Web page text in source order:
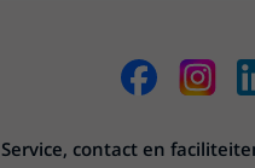
Service, contact en